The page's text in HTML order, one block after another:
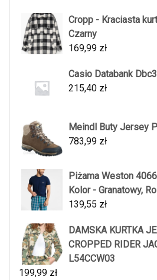
Cropp - Kraciasta
Czarny
169,99 zł
Casio Databank
215,40 zł
Meindl Buty Jersey
783,99 zł
Piżama Weston
Kolor - Granatowy,
139,55 zł
DAMSKA KURTKA
CROPPED RIDER
L54CCW03
199,99 zł